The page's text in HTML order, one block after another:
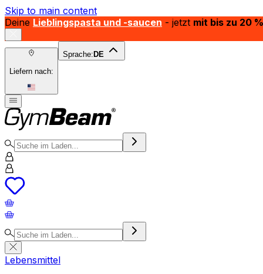
Skip to main content
Deine Lieblingspasta und -saucen - jetzt mit bis zu 20
Liefern nach:
Sprache: DE
Lebensmittel